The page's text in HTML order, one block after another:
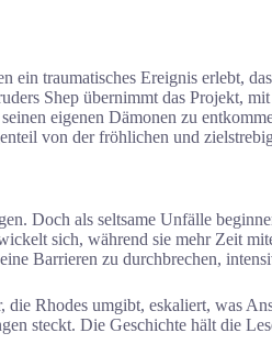
ein traumatisches Ereignis erlebt,
Shep übernimmt das Projekt,
eigenen Dämonen zu
von der fröhlichen und
Doch als seltsame Unfälle
sich, während sie mehr Zeit
Barrieren zu durchbrechen,
Rhodes umgibt, eskaliert, was
steckt. Die Geschichte hält die